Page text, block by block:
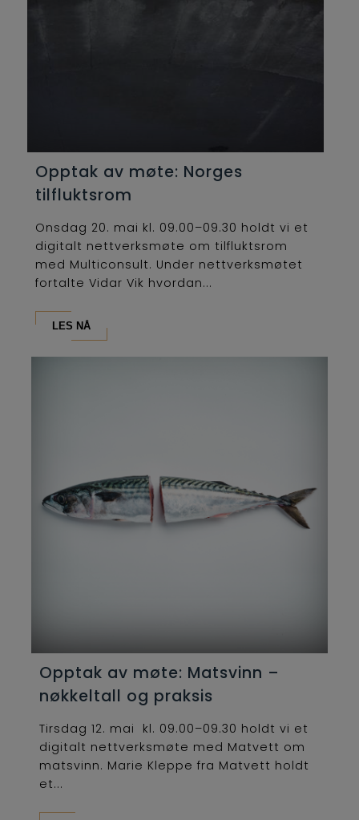
Opptak av møte: Norges
tilfluktsrom
Onsdag 20. mai kl. 09.00–09.30 holdt vi et
digitalt nettverksmøte om tilfluktsrom
med Multiconsult. Under nettverksmøtet
fortalte Vidar Vik hvordan...
LES NÅ
Opptak av møte: Matsvinn –
nøkkeltall og praksis
Tirsdag 12. mai kl. 09.00–09.30 holdt vi et
digitalt nettverksmøte med Matvett om
matsvinn. Marie Kleppe fra Matvett holdt
et...